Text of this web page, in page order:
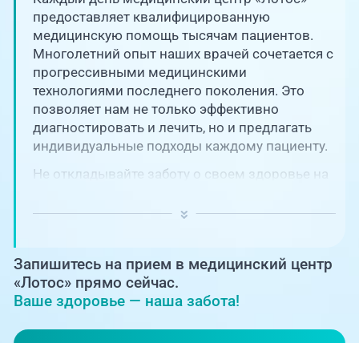
Блог врачей
Новости
Пациентам
+7 (351) 220-00-03
+7 (351) 220-03-03
Центр амбулаторной
онкологической помощи
+7 (7142) 927-003
Справочный телефон для
жителей Казахстана
предоставляет квалифицированную
медицинскую помощь тысячам пациентов.
Многолетний опыт наших врачей сочетается с
прогрессивными медицинскими
технологиями последнего поколения. Это
позволяет нам не только эффективно
диагностировать и лечить, но и предлагать
индивидуальные подходы каждому пациенту.
Не откладывайте заботу о своем здоровье на
ключевую роль в поддержании вашего
Запишитесь на прием в медицинский центр
«Лотос» прямо сейчас.
Ваше здоровье — наша забота!